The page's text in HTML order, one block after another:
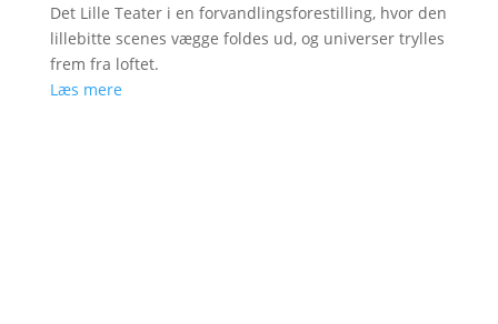
Det Lille Teater i en forvandlingsforestilling, hvor den
lillebitte scenes vægge foldes ud, og universer trylles
frem fra loftet.
Læs mere